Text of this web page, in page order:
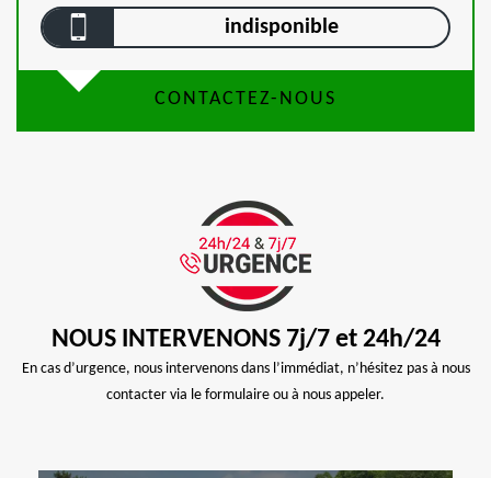
indisponible
CONTACTEZ-NOUS
NOUS INTERVENONS 7j/7 et 24h/24
En cas d’urgence, nous intervenons dans l’immédiat, n’hésitez pas à nous
contacter via le formulaire ou à nous appeler.